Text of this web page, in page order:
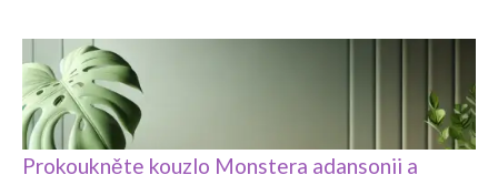
Prokoukněte kouzlo Monstera adansonii a